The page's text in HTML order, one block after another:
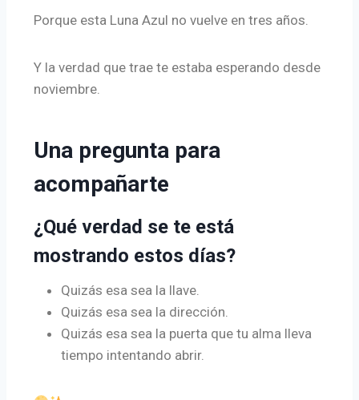
Porque esta Luna Azul no vuelve en tres años.
Y la verdad que trae te estaba esperando desde
noviembre.
Una pregunta para
acompañarte
¿Qué verdad se te está
mostrando estos días?
Quizás esa sea la llave.
Quizás esa sea la dirección.
Quizás esa sea la puerta que tu alma lleva
tiempo intentando abrir.